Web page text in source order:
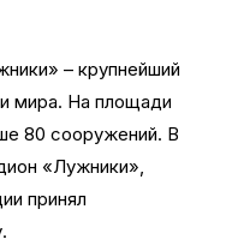
– крупнейший
мира. На площади
80 сооружений. В
«Лужники»,
принял